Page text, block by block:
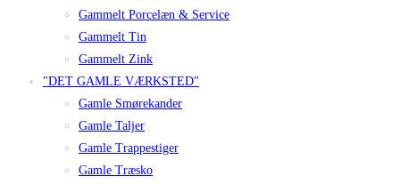
Gammelt Porcelæn & Service
Gammelt Tin
Gammelt Zink
"DET GAMLE VÆRKSTED"
Gamle Smørekander
Gamle Taljer
Gamle Trappestiger
Gamle Træsko